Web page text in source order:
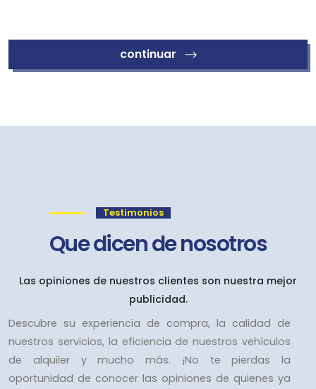
continuar
Testimonios
Que dicen de nosotros
Las opiniones de nuestros clientes son nuestra mejor
publicidad.
Descubre su experiencia de compra, la calidad de
nuestros servicios, la eficiencia de nuestros vehículos
de alquiler y mucho más. ¡No te pierdas la
oportunidad de conocer las opiniones de quienes ya